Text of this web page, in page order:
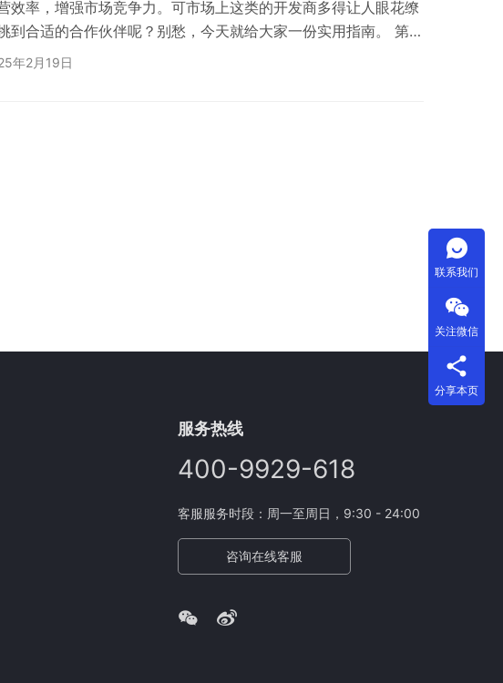
效率，增强市场竞争力。可市场上这类的开发商多得让人眼花缭
到合适的合作伙伴呢？别愁，今天就给大家一份实用指南。 第一
确定目标 这可是重中之重哦！就好比你要去商场买衣服，得先知
年2月19日
服务热线
400-9929-618
客服服务时段：周一至周日，9:30 - 24:00
咨询在线客服
联系我们
关注微信
分享本页